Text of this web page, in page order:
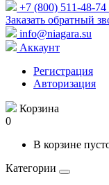
+7 (800) 511-48-74
Заказать обратный
info@niagara.su
Аккаунт
Регистрация
Авторизация
Корзина
0
В корзине
Категории